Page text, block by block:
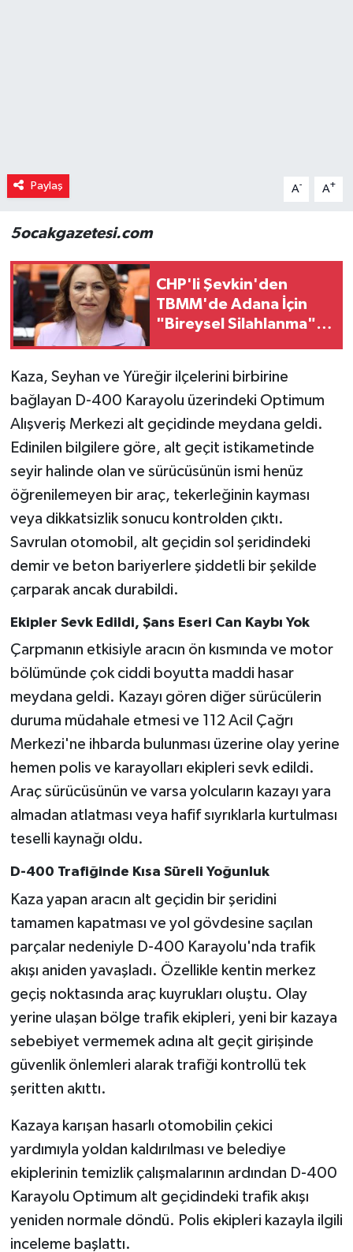
Paylaş A- A+
5ocakgazetesi.com
CHP'li Şevkin'den
TBMM'de Adana İçin
"Bireysel Silahlanma"
Kaza, Seyhan ve Yüreğir ilçelerini birbirine
bağlayan D-400 Karayolu üzerindeki Optimum
Alışveriş Merkezi alt geçidinde meydana geldi.
Edinilen bilgilere göre, alt geçit istikametinde
seyir halinde olan ve sürücüsünün ismi henüz
öğrenilemeyen bir araç, tekerleğinin kayması
veya dikkatsizlik sonucu kontrolden çıktı.
Savrulan otomobil, alt geçidin sol şeridindeki
demir ve beton bariyerlere şiddetli bir şekilde
çarparak ancak durabildi.
Ekipler Sevk Edildi, Şans Eseri Can Kaybı Yok
Çarpmanın etkisiyle aracın ön kısmında ve motor
bölümünde çok ciddi boyutta maddi hasar
meydana geldi. Kazayı gören diğer sürücülerin
duruma müdahale etmesi ve 112 Acil Çağrı
Merkezi'ne ihbarda bulunması üzerine olay yerine
hemen polis ve karayolları ekipleri sevk edildi.
Araç sürücüsünün ve varsa yolcuların kazayı yara
almadan atlatması veya hafif sıyrıklarla kurtulması
teselli kaynağı oldu.
D-400 Trafiğinde Kısa Süreli Yoğunluk
Kaza yapan aracın alt geçidin bir şeridini
tamamen kapatması ve yol gövdesine saçılan
parçalar nedeniyle D-400 Karayolu'nda trafik
akışı aniden yavaşladı. Özellikle kentin merkez
geçiş noktasında araç kuyrukları oluştu. Olay
yerine ulaşan bölge trafik ekipleri, yeni bir kazaya
sebebiyet vermemek adına alt geçit girişinde
güvenlik önlemleri alarak trafiği kontrollü tek
şeritten akıttı.
Kazaya karışan hasarlı otomobilin çekici
yardımıyla yoldan kaldırılması ve belediye
ekiplerinin temizlik çalışmalarının ardından D-400
Karayolu Optimum alt geçidindeki trafik akışı
yeniden normale döndü. Polis ekipleri kazayla ilgili
inceleme başlattı.